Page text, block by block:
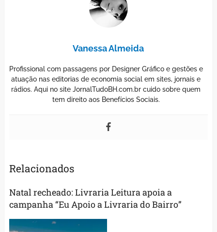
Vanessa Almeida
Profissional com passagens por Designer Gráfico e gestões e
atuação nas editorias de economia social em sites, jornais e
rádios. Aqui no site JornalTudoBH.com.br cuido sobre quem
tem direito aos Benefícios Sociais.
Relacionados
Natal recheado: Livraria Leitura apoia a
campanha “Eu Apoio a Livraria do Bairro”